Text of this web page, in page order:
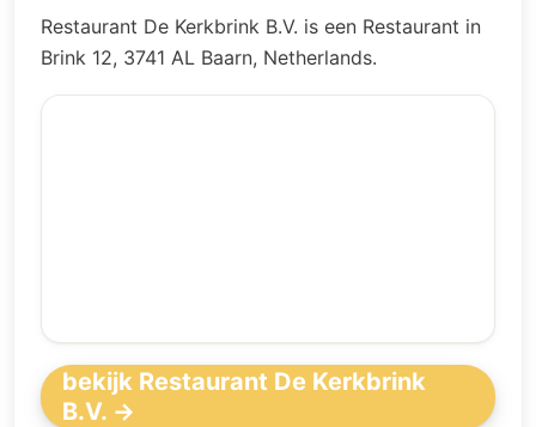
Restaurant De Kerkbrink B.V. is een Restaurant in
Brink 12, 3741 AL Baarn, Netherlands.
bekijk Restaurant De Kerkbrink
B.V. →